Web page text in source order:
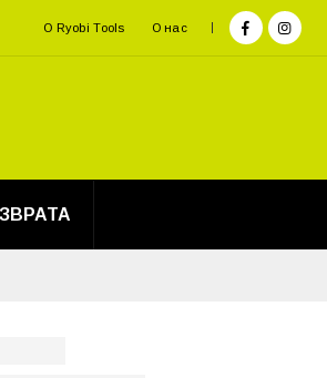
О Ryobi Tools О нас